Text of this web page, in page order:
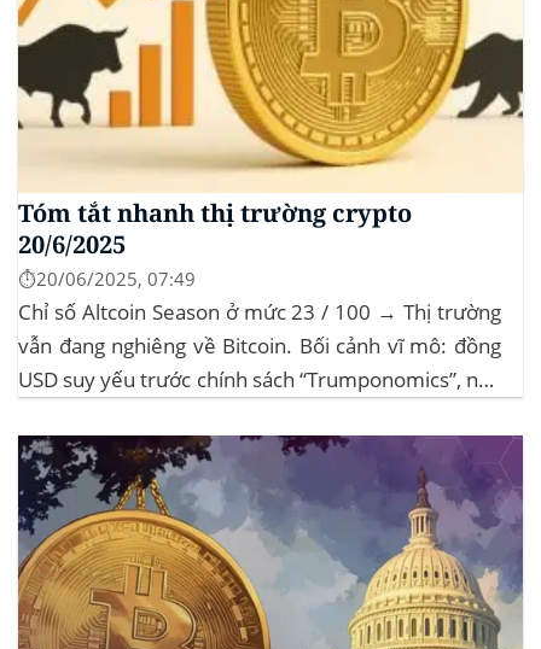
Tóm tắt nhanh thị trường crypto
20/6/2025
⏱️20/06/2025, 07:49
Chỉ số Altcoin Season ở mức 23 / 100 → Thị trường
vẫn đang nghiêng về Bitcoin. Bối cảnh vĩ mô: đồng
USD suy yếu trước chính sách “Trumponomics”, nhà
Sự kiện Chi tiết Hack 100 triệu USD...